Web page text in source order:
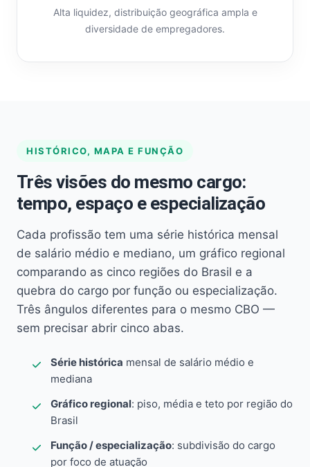
Alta liquidez, distribuição geográfica ampla e
diversidade de empregadores.
HISTÓRICO, MAPA E FUNÇÃO
Três visões do mesmo cargo:
tempo, espaço e especialização
Cada profissão tem uma série histórica mensal
de salário médio e mediano, um gráfico regional
comparando as cinco regiões do Brasil e a
quebra do cargo por função ou especialização.
Três ângulos diferentes para o mesmo CBO —
sem precisar abrir cinco abas.
Série histórica mensal de salário médio e
mediana
Gráfico regional: piso, média e teto por região do
Brasil
Função / especialização: subdivisão do cargo
por foco de atuação